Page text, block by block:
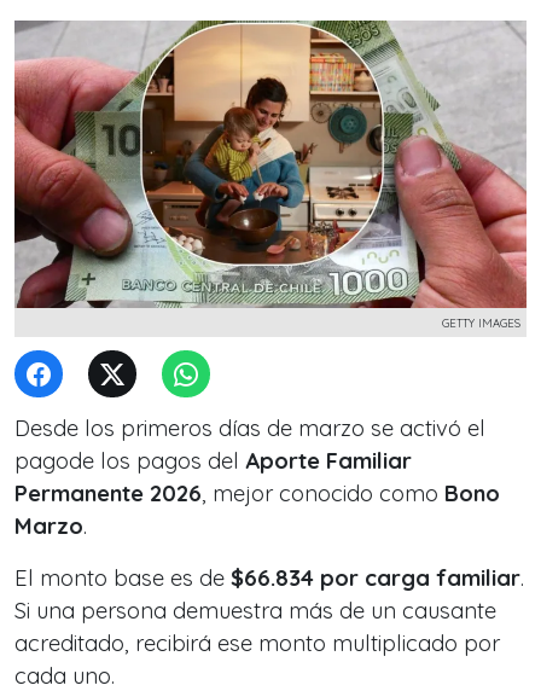
GETTY IMAGES
Desde los primeros días de marzo se activó el
pagode los pagos del Aporte Familiar
Permanente 2026, mejor conocido como Bono
Marzo.
El monto base es de $66.834 por carga familiar.
Si una persona demuestra más de un causante
acreditado, recibirá ese monto multiplicado por
cada uno.